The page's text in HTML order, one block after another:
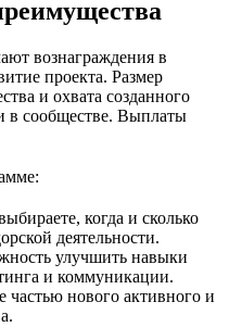
вознаграждения в
проекта. Размер
и охвата созданного
в сообществе. Выплаты
когда и сколько
деятельности.
улучшить навыки
и коммуникации.
частью нового активного и